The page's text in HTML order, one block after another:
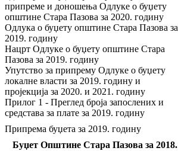
припреме и доношења Одлуке о буџету
општине Стара Пазова за 2020. годину
Одлука о буџету општине Стара Пазова за
2019. годину
Нацрт Одлуке о буџету општине Стара
Пазова за 2019. годину
Упутство за припрему Одлуке о буџету
локалне власти за 2019. годину и
пројекција за 2020. и 2021. годину
Прилог 1 - Преглед броја запослених и
средстава за плате за 2019. годину
Припрема буџета за 2019. годину
Буџет Општине Стара Пазова за 2018.